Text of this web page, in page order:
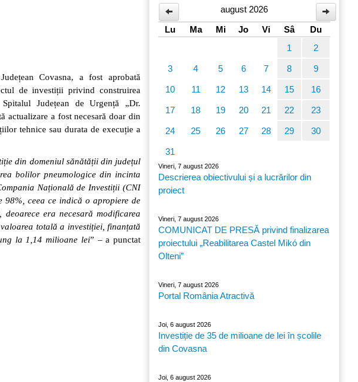
Covasna, a fost aprobată
de investiții privind construirea
Județean de Urgență „Dr.
actualizare a fost necesară doar din
tehnice sau durata de execuție a
din domeniul sănătății din județul
bolilor pneumologice din incinta
Națională de Investiții (CNI
98%, ceea ce indică o apropiere de
era necesară modificarea
totală a investiției, finanțată
la 1,14 milioane lei” – a punctat
august 2026
Lu
Ma Mi Jo Vi Sâ
Du
1
2
3 4 5 6 7 8 9
10 11 12 13 14 15 16
17 18 19 20 21 22 23
24 25 26 27 28 29 30
31
Vineri, 7 august 2026
Descrierea obiectivului și a lucrărilor din
proiect
Vineri, 7 august 2026
COMUNICAT DE PRESĂ privind finalizarea
proiectului „Reabilitarea Castel Mikó din
Olteni”
Vineri, 7 august 2026
Portal România Atractivă
Joi, 6 august 2026
Investiție de 35 de milioane de lei în școlile
din Covasna
Joi, 6 august 2026